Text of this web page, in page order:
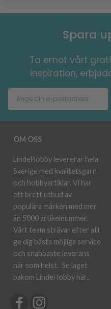
Spara
Ta emot vårt
inspiration,
OM OSS
LindeHobby levererar hela
Sverige med kvalitetsgarn
och hobbyartiklar. Vi har
ett brett utbud av
populära märken med mer
än 5000 artikelnummer.
Vårt team strävar efter att
ge dig bästa möjliga service
och snabbaste leverans
när som helst. Se laget
bakom LindeHobby här..